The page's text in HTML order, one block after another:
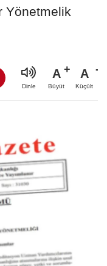
Yönetmelik
Dinle
A
Büyüt
A
Küçült